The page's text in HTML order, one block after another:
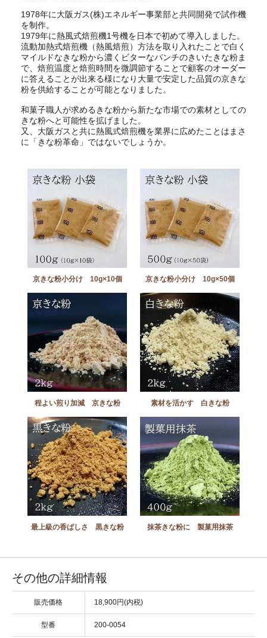
1978年に大阪ガス(株)エネルギー事業部と共同開発で試作機
を制作。
1979年に熱風式焙煎機1号機を日本で初めて導入しました。
流動加熱式焙煎機（熱風焙煎）方法を取り入れたことで白く
マイルドなきな粉から濃くビターなパンチのきいたきな粉ま
で、焙煎温度と焙煎時間を微調節することで顧客のオーダー
に答えることが出来る様になり大量で安定した品質の京きな
粉を供給することが可能となりました。
和菓子職人が求めるきな粉から新たな市場での素材としての
きな粉へと可能性を拡げました。
又、大阪ガスと共に熱風式焙煎機を業界に広めたことはまさ
に「きな粉革命」ではないでしょうか。
京きな粉小分け 10g×10個 京きな粉小分け 10g×50個
程よい煎り加減 京きな粉 素材を活かす 白きな粉
最上級の香ばしさ 黒きな粉 抹茶きな粉に 製菓用抹茶
その他の詳細情報
販売価格 18,900円(内税)
型番 200-0054